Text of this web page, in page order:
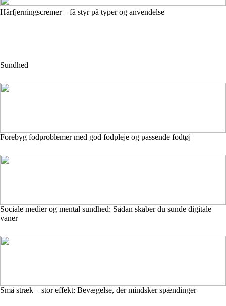
Hårfjerningscremer – få styr på typer og anvendelse
Sundhed
Forebyg fodproblemer med god fodpleje og passende fodtøj
Sociale medier og mental sundhed: Sådan skaber du sunde digitale
vaner
Små stræk – stor effekt: Bevægelse, der mindsker spændinger